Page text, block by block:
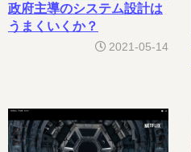
政府主導のシステム設計は
うまくいくか？
2021-05-14